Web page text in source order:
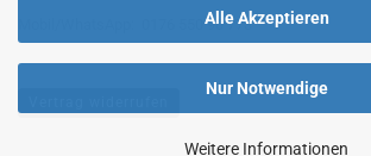
Alle Akzeptieren
Nur Notwendige
Weitere Informationen
Mobil/WhatsApp: 0176 550 90 773